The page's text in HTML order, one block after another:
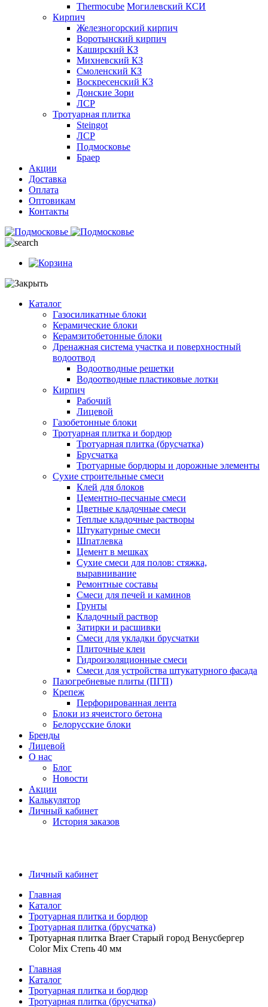
Thermocube Могилевский КСИ
Кирпич
Железногорский кирпич
Воротынский кирпич
Каширский КЗ
Михневский КЗ
Смоленский КЗ
Воскресенский КЗ
Донские Зори
ЛСР
Тротуарная плитка
Steingot
ЛСР
Подмосковье
Браер
Акции
Доставка
Оплата
Оптовикам
Контакты
Каталог
Газосиликатные блоки
Керамические блоки
Керамзитобетонные блоки
Дренажная система участка и поверхностный
водоотвод
Водоотводные решетки
Водоотводные пластиковые лотки
Кирпич
Рабочий
Лицевой
Газобетонные блоки
Тротуарная плитка и бордюр
Тротуарная плитка (брусчатка)
Брусчатка
Тротуарные бордюры и дорожные элементы
Сухие строительные смеси
Клей для блоков
Цементно-песчаные смеси
Цветные кладочные смеси
Теплые кладочные растворы
Штукатурные смеси
Шпатлевка
Цемент в мешках
Сухие смеси для полов: стяжка,
выравнивание
Ремонтные составы
Смеси для печей и каминов
Грунты
Кладочный раствор
Затирки и расшивки
Смеси для укладки брусчатки
Плиточные клеи
Гидроизоляционные смеси
Смеси для устройства штукатурного фасада
Пазогребневые плиты (ПГП)
Крепеж
Перфорированная лента
Блоки из ячеистого бетона
Белорусские блоки
Бренды
Лицевой
О нас
Блог
Новости
Акции
Калькулятор
Личный кабинет
История заказов
Личный кабинет
Главная
Каталог
Тротуарная плитка и бордюр
Тротуарная плитка (брусчатка)
Тротуарная плитка Braer Старый город Венусбергер
Color Mix Степь 40 мм
Главная
Каталог
Тротуарная плитка и бордюр
Тротуарная плитка (брусчатка)